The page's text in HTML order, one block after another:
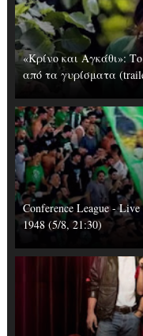
«Κρίνο και Αγκάθι»:
από τα γυρίσματα
Conference League -
1948 (5/8, 21:30)